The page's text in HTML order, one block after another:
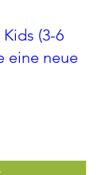
(3-6
eine neue